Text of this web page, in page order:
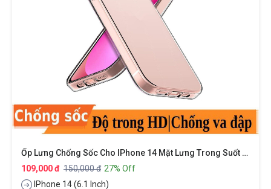
Ốp Lưng Chống Sốc Cho IPhone 14 Mặt Lưng Trong Suốt Siêu Mỏng 0.8mm Hiệu X-Level Sparkling Series
109,000 đ 150,000 đ 27% Off
IPhone 14 (6.1 Inch)